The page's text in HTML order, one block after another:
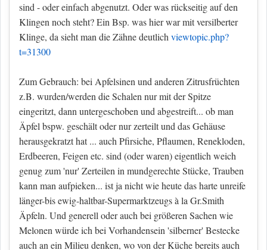
sind - oder einfach abgenutzt. Oder was rückseitig auf den
Klingen noch steht? Ein Bsp. was hier war mit versilberter
Klinge, da sieht man die Zähne deutlich viewtopic.php?
t=31300
Zum Gebrauch: bei Apfelsinen und anderen Zitrusfrüchten
z.B. wurden/werden die Schalen nur mit der Spitze
eingeritzt, dann untergeschoben und abgestreift... ob man
Äpfel bspw. geschält oder nur zerteilt und das Gehäuse
herausgekratzt hat ... auch Pfirsiche, Pflaumen, Renekloden,
Erdbeeren, Feigen etc. sind (oder waren) eigentlich weich
genug zum 'nur' Zerteilen in mundgerechte Stücke, Trauben
kann man aufpieken... ist ja nicht wie heute das harte unreife
länger-bis ewig-haltbar-Supermarktzeugs à la Gr.Smith
Äpfeln. Und generell oder auch bei größeren Sachen wie
Melonen würde ich bei Vorhandensein 'silberner' Bestecke
auch an ein Milieu denken, wo von der Küche bereits auch